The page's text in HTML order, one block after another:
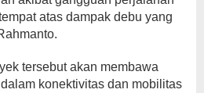
atas dampak debu yang
tersebut akan membawa
konektivitas dan mobilitas